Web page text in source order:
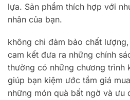
lựa. Sản phẩm thích hợp với
nhân của bạn.
không chỉ đảm bảo chất
cam kết đưa ra những chính
thường có những chương trình
giúp bạn kiệm ước tầm giá
những món quà bất ngờ và ưu